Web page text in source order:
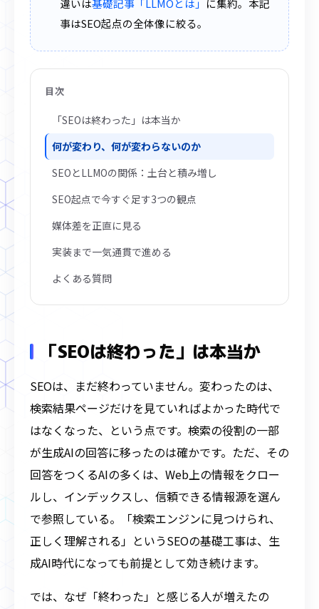
違いは基礎記事「LLMOとは」 に集約。本記
事はSEO起点の全体像に絞る。
目次
「SEOは終わった」は本当か
何が変わり、何が変わらないのか
SEOとLLMOの関係：土台と積み増し
SEO起点で今すぐ足す3つの観点
媒体差を正直に見る
実装まで一気通貫で進める
よくある質問
「SEOは終わった」は本当か
SEOは、まだ終わっていません。変わったのは、
検索結果ページだけを見ていればよかった時代で
はなくなった、という点です。検索の役割の一部
が生成AIの回答に移ったのは確かです。ただ、その
回答をつくるAIの多くは、Web上の情報をクロー
ルし、インデックスし、信頼できる情報源を選ん
で参照している。「検索エンジンに見つけられ、
正しく理解される」というSEOの基礎工事は、生
成AI時代になっても前提として効き続けます。
では、なぜ「終わった」と感じる人が増えたの